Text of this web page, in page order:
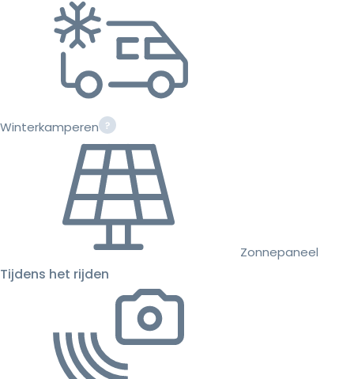
Winterkamperen
Zonnepaneel
Tijdens het rijden